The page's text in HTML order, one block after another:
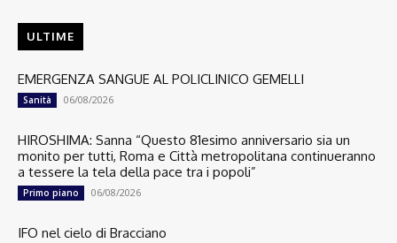
ULTIME
EMERGENZA SANGUE AL POLICLINICO GEMELLI
Sanità 06/08/2026
HIROSHIMA: Sanna “Questo 81esimo anniversario sia un
monito per tutti, Roma e Città metropolitana continueranno
a tessere la tela della pace tra i popoli”
Primo piano 06/08/2026
IFO nel cielo di Bracciano